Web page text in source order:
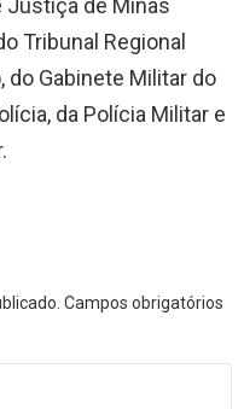
Tribunal Regional
do Gabinete Militar do
da Polícia Militar e
Campos obrigatórios